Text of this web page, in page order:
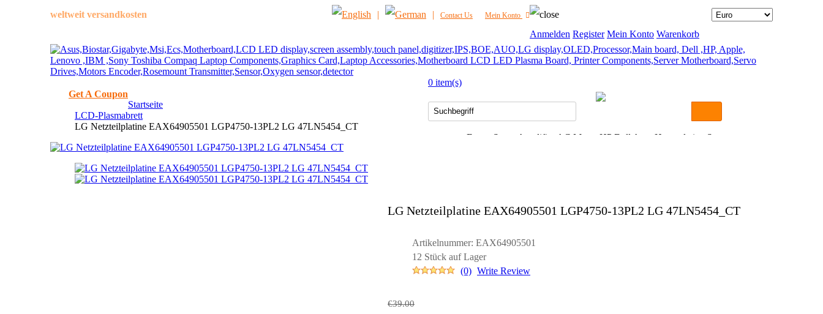
weltweit versandkosten Mein Konto
Anmelden Register Mein Konto Warenkorb
Contact Us
| |
Get A Coupon
0 item(s)
Fanuc Servo Amplifier AC Motor HP Dell Asus Hauptplatine Samsung
Startseite
LCD-Plasmabrett
LG Netzteilplatine EAX64905501 LGP4750-13PL2 LG 47LN5454_CT
LG Netzteilplatine EAX64905501 LGP4750-13PL2 LG 47LN5454_CT
Artikelnummer: EAX64905501
12 Stück auf Lager
(0) Write Review
€39.00